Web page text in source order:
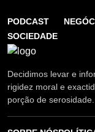
PODCAST
SOCIEDADE
Decidimos levar e
rigidez moral e
porção de